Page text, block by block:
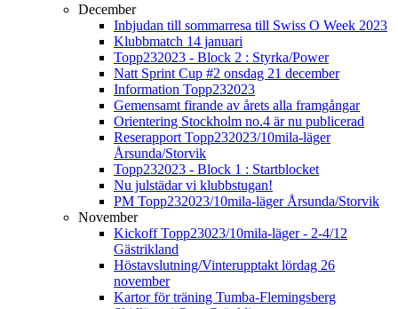
December
Inbjudan till sommarresa till Swiss O Week 2023
Klubbmatch 14 januari
Topp232023 - Block 2 : Styrka/Power
Natt Sprint Cup #2 onsdag 21 december
Information Topp232023
Gemensamt firande av årets alla framgångar
Orientering Stockholm no.4 är nu publicerad
Reserapport Topp232023/10mila-läger
Årsunda/Storvik
Topp232023 - Block 1 : Startblocket
Nu julstädar vi klubbstugan!
PM Topp232023/10mila-läger Årsunda/Storvik
November
Kickoff Topp23023/10mila-läger - 2-4/12
Gästrikland
Höstavslutning/Vinterupptakt lördag 26
november
Kartor för träning Tumba-Flemingsberg